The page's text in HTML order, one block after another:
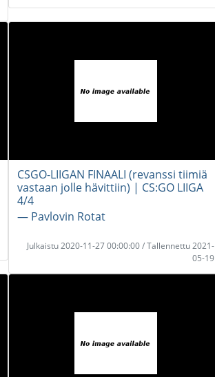
CSGO-LIIGAN FINAALI (revanssi tiimiä
vastaan jolle hävittiin) | CS:GO LIIGA
4/4
― Pavlovin Rotat
Julkaistu 2020-11-27 00:00:00 / Tallennettu 2021-
05-19